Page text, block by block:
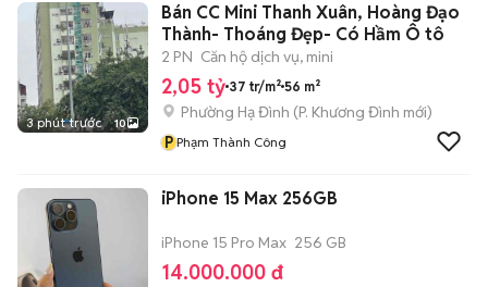
3 phút trước 10
Bán CC Mini Thanh Xuân, Hoàng Đạo
Thành- Thoáng Đẹp- Có Hầm Ô tô
2 PN Căn hộ dịch vụ, mini
2,05 tỷ 37 tr/m² 56 m²
Phường Hạ Đình (P. Khương Đình mới)
P Phạm Thành Công
iPhone 15 Max 256GB
iPhone 15 Pro Max 256 GB
14.000.000 đ